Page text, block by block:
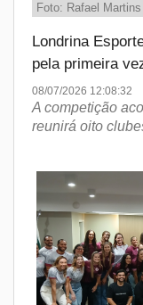
Foto: Rafael Martins
Londrina
pela primeira
08/07/2026 12:08:32
A competição
reunirá oito